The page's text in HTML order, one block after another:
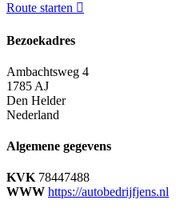
Route starten
Bezoekadres
Ambachtsweg 4
1785 AJ
Den Helder
Nederland
Algemene gegevens
KVK 78447488
WWW https://autobedrijfjens.nl